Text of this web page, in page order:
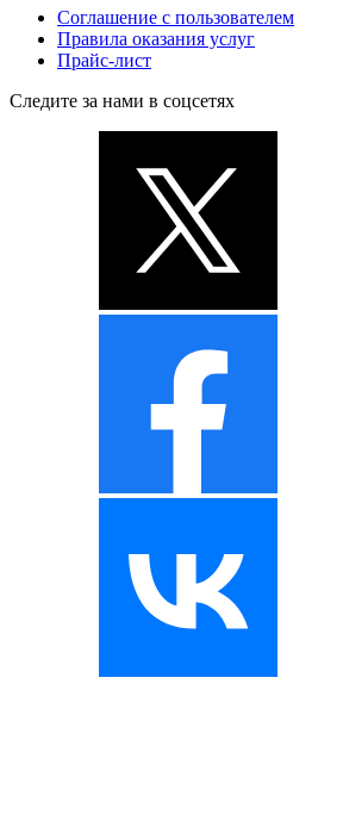
Соглашение с пользователем
Правила оказания услуг
Прайс-лист
Следите за нами в соцсетях